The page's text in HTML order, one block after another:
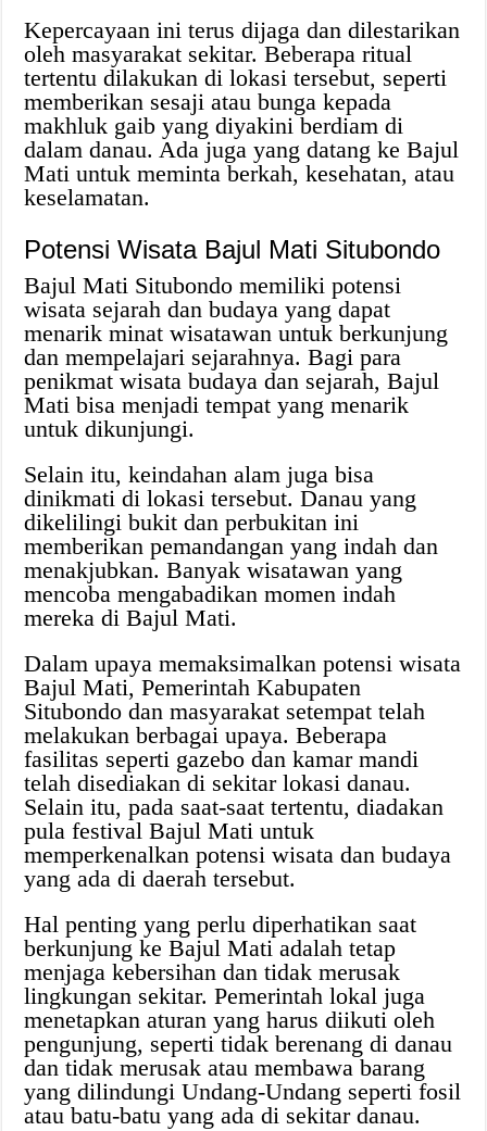
Kepercayaan ini terus dijaga dan dilestarikan
oleh masyarakat sekitar. Beberapa ritual
tertentu dilakukan di lokasi tersebut, seperti
memberikan sesaji atau bunga kepada
makhluk gaib yang diyakini berdiam di
dalam danau. Ada juga yang datang ke Bajul
Mati untuk meminta berkah, kesehatan, atau
keselamatan.
Potensi Wisata Bajul Mati Situbondo
Bajul Mati Situbondo memiliki potensi
wisata sejarah dan budaya yang dapat
menarik minat wisatawan untuk berkunjung
dan mempelajari sejarahnya. Bagi para
penikmat wisata budaya dan sejarah, Bajul
Mati bisa menjadi tempat yang menarik
untuk dikunjungi.
Selain itu, keindahan alam juga bisa
dinikmati di lokasi tersebut. Danau yang
dikelilingi bukit dan perbukitan ini
memberikan pemandangan yang indah dan
menakjubkan. Banyak wisatawan yang
mencoba mengabadikan momen indah
mereka di Bajul Mati.
Dalam upaya memaksimalkan potensi wisata
Bajul Mati, Pemerintah Kabupaten
Situbondo dan masyarakat setempat telah
melakukan berbagai upaya. Beberapa
fasilitas seperti gazebo dan kamar mandi
telah disediakan di sekitar lokasi danau.
Selain itu, pada saat-saat tertentu, diadakan
pula festival Bajul Mati untuk
memperkenalkan potensi wisata dan budaya
yang ada di daerah tersebut.
Hal penting yang perlu diperhatikan saat
berkunjung ke Bajul Mati adalah tetap
menjaga kebersihan dan tidak merusak
lingkungan sekitar. Pemerintah lokal juga
menetapkan aturan yang harus diikuti oleh
pengunjung, seperti tidak berenang di danau
dan tidak merusak atau membawa barang
yang dilindungi Undang-Undang seperti fosil
atau batu-batu yang ada di sekitar danau.